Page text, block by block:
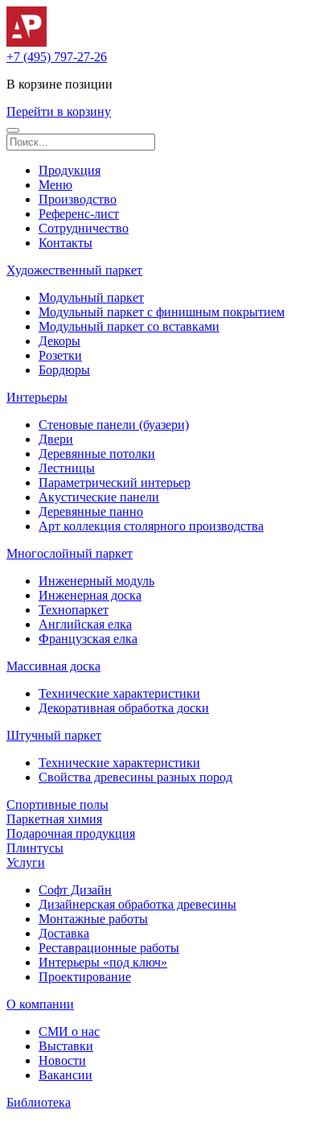
+7 (495) 797-27-26
В корзине позиции
Перейти в корзину
Продукция
Меню
Производство
Референс-лист
Сотрудничество
Контакты
Художественный паркет
Модульный паркет
Модульный паркет с финишным покрытием
Модульный паркет со вставками
Декоры
Розетки
Бордюры
Интерьеры
Стеновые панели (буазери)
Двери
Деревянные потолки
Лестницы
Параметрический интерьер
Акустические панели
Деревянные панно
Арт коллекция столярного производства
Многослойный паркет
Инженерный модуль
Инженерная доска
Технопаркет
Английская елка
Французская елка
Массивная доска
Технические характеристики
Декоративная обработка доски
Штучный паркет
Технические характеристики
Свойства древесины разных пород
Спортивные полы
Паркетная химия
Подарочная продукция
Плинтусы
Услуги
Софт Дизайн
Дизайнерская обработка древесины
Монтажные работы
Доставка
Реставрационные работы
Интерьеры «под ключ»
Проектирование
О компании
СМИ о нас
Выставки
Новости
Вакансии
Библиотека